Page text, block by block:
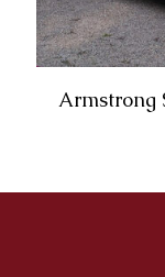
Armstrong